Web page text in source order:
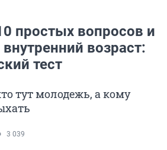
простых вопросов и
возраст:
тест
тут молодежь, а кому
3 039